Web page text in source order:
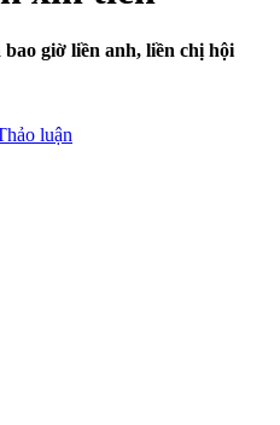
bao giờ liền anh, liền chị hội
luận